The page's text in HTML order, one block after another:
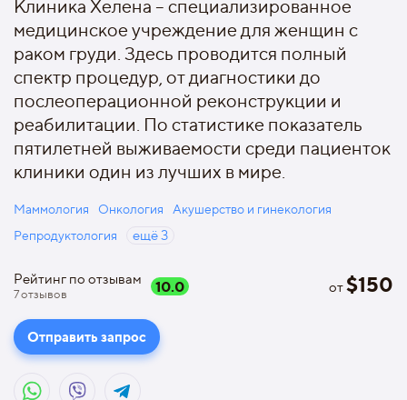
Клиника Хелена – специализированное
медицинское учреждение для женщин с
раком груди. Здесь проводится полный
спектр процедур, от диагностики до
послеоперационной реконструкции и
реабилитации. По статистике показатель
пятилетней выживаемости среди пациенток
клиники один из лучших в мире.
Маммология Онкология
Акушерство и гинекология
Репродуктология
ещё3
Рейтинг по отзывам
7отзывов 10.0 от$150
Отправить запрос